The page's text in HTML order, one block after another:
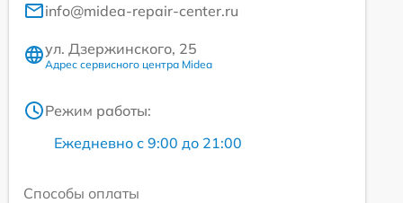
info@midea-repair-center.ru
ул. Дзержинского, 25
Адрес сервисного центра Midea
Режим работы:
Ежедневно с 9:00 до 21:00
Способы оплаты